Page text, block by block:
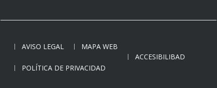
AVISO LEGAL
MAPA WEB
ACCESIBILIBAD
POLÍTICA DE PRIVACIDAD